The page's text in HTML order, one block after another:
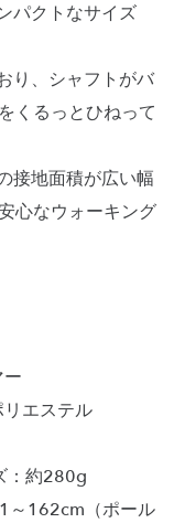
パクトなサイズ
り、シャフトがバ
くるっとひねって
接地面積が広い幅
心なウォーキング
エステル
：約280g
～162cm（ポール